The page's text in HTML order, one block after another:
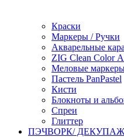
Краски
Маркеры / Ручки
Акварельные
ZIG Clean
Меловые
Пастель PanPastel
Кисти
Блокноты и
Спреи
Глиттер
ПЭЧВОРК/